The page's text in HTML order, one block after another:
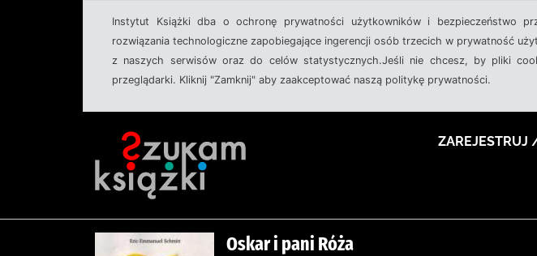
Instytut Książki dba o ochronę prywatności użytkowników i bezpieczeństwo
rozwiązania technologiczne zapobiegające ingerencji osób trzecich w prywatność
z naszych serwisów oraz do celów statystycznych.Jeśli nie chcesz, by pliki
przeglądarki. Kliknij "Zamknij" aby zaakceptować naszą politykę prywatności.
ZAREJESTRUJ
Oskar i pani Róża